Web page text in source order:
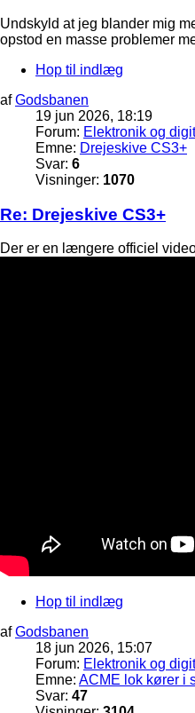
Undskyld at jeg blander mig
opstod en masse problemer
Hop til indlæg
afGodsbanen
19 jun 2026, 18:19
Forum: Elektronik og
Emne: Drejeskive CS3+
Svar: 6
Visninger: 1070
Re: Drejeskive CS3+
Der er en længere officiel
Hop til indlæg
afGodsbanen
18 jun 2026, 15:07
Forum: Elektronik og
Emne: ACME lok kører i
Svar: 47